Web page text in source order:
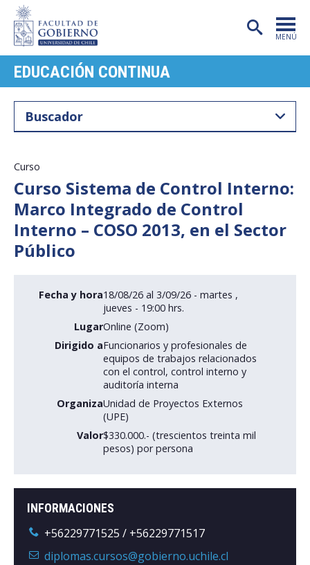
MENÚ
PORTADA
FACULTAD
CARRERAS
INVESTIGACIÓN
EXTENSIÓN
ADMISIÓN
Postulantes
Estudiantes
Funcionarios
Egresados
EDUCACIÓN CONTINUA
Curso
Curso Sistema de Control Interno:
Marco Integrado de Control
Interno – COSO 2013, en el Sector
Público
INFORMACIONES
+56229771525 / +56229771517
diplomas.cursos@gobierno.uchile.cl
Fecha y hora18/08/26 al 3/09/26 - martes ,
jueves - 19:00 hrs.
LugarOnline (Zoom)
Dirigido aFuncionarios y profesionales de
equipos de trabajos relacionados
con el control, control interno y
auditoría interna
OrganizaUnidad de Proyectos Externos
(UPE)
Valor$330.000.- (trescientos treinta mil
pesos) por persona